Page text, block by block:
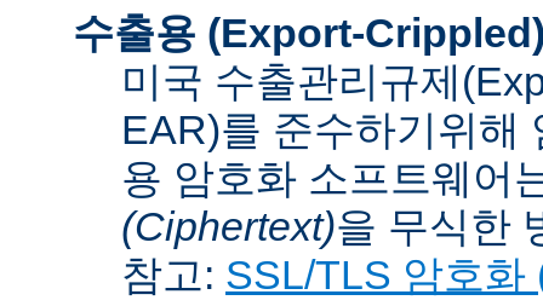
수출용 (Export-
미국 수출관리규제
EAR)를 준수하기위해
용 암호화 소프트웨어
(Ciphertext)을 무식한
참고: SSL/TLS 암호화